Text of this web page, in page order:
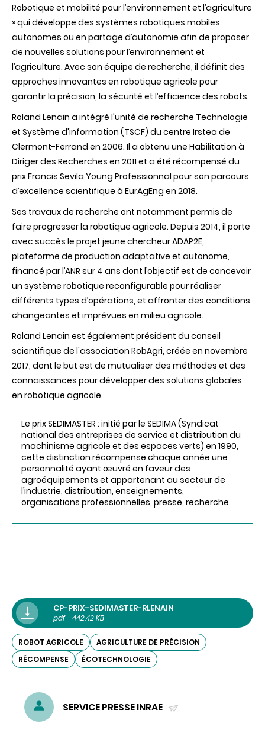
Robotique et mobilité pour l’environnement et l’agriculture
» qui développe des systèmes robotiques mobiles
autonomes ou en partage d’autonomie afin de proposer
de nouvelles solutions pour l’environnement et
l’agriculture. Avec son équipe de recherche, il définit des
approches innovantes en robotique agricole pour
garantir la précision, la sécurité et l’efficience des robots.
Roland Lenain a intégré l'unité de recherche Technologie
et Système d'information (TSCF) du centre Irstea de
Clermont-Ferrand en 2006. Il a obtenu une Habilitation à
Diriger des Recherches en 2011 et a été récompensé du
prix Francis Sevila Young Professionnal pour son parcours
d’excellence scientifique à EurAgEng en 2018.
Ses travaux de recherche ont notamment permis de
faire progresser la robotique agricole. Depuis 2014, il porte
avec succès le projet jeune chercheur ADAP2E,
plateforme de production adaptative et autonome,
financé par l’ANR sur 4 ans dont l’objectif est de concevoir
un système robotique reconfigurable pour réaliser
différents types d’opérations, et affronter des conditions
changeantes et imprévues en milieu agricole.
Roland Lenain est également président du conseil
scientifique de l'association RobAgri, créée en novembre
2017, dont le but est de mutualiser des méthodes et des
connaissances pour développer des solutions globales
en robotique agricole.
Le prix SEDIMASTER : initié par le SEDIMA (Syndicat
national des entreprises de service et distribution du
machinisme agricole et des espaces verts) en 1990,
cette distinction récompense chaque année une
personnalité ayant œuvré en faveur des
agroéquipements et appartenant au secteur de
l’industrie, distribution, enseignements,
organisations professionnelles, presse, recherche.
CP-PRIX-SEDIMASTER-RLENAIN
pdf - 442.42 KB
ROBOT AGRICOLE
AGRICULTURE DE PRÉCISION
RÉCOMPENSE
ÉCOTECHNOLOGIE
SERVICE PRESSE INRAE